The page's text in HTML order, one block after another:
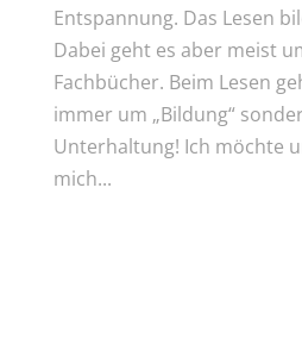
Entspannung. Das Lesen
Dabei geht es aber meist
Fachbücher. Beim Lesen
immer um „Bildung“
Unterhaltung! Ich möchte
mich...